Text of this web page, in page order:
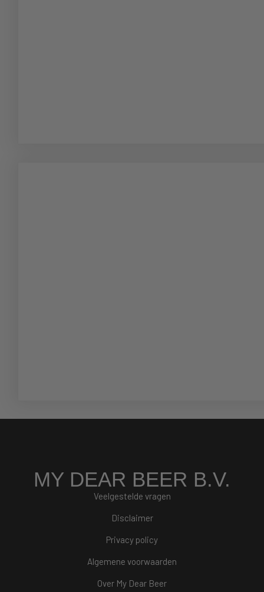
MY DEAR BEER B.V.
Veelgestelde vragen
Disclaimer
Privacy policy
Algemene voorwaarden
Over My Dear Beer